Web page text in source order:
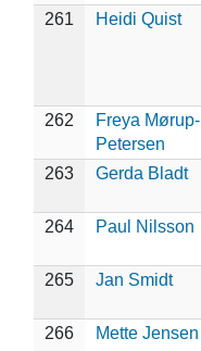
261 Heidi Quist
262
Freya Mørup-
Petersen
263 Gerda Bladt
264 Paul Nilsson
265 Jan Smidt
266 Mette Jensen